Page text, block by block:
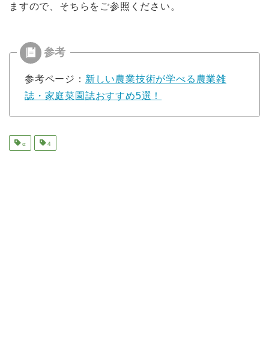
ますので、そちらをご参照ください。
参考ページ： 新しい農業技術が学べる農業雑
誌・家庭菜園誌おすすめ5選！
α 4